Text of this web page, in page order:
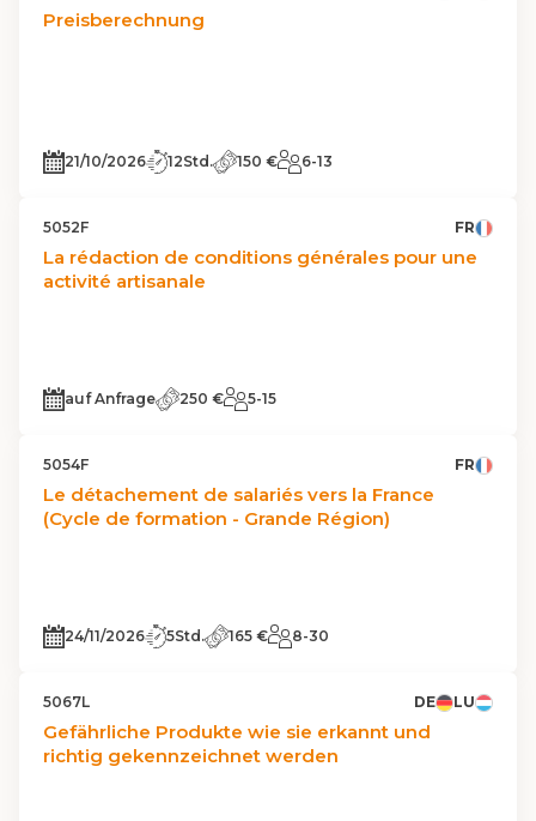
Preisberechnung
21/10/2026 12Std. 150 € 6-13
5052F FR
La rédaction de conditions générales pour une
activité artisanale
auf Anfrage 250 € 5-15
5054F FR
Le détachement de salariés vers la France
(Cycle de formation - Grande Région)
24/11/2026 5Std. 165 € 8-30
5067L DE LU
Gefährliche Produkte wie sie erkannt und
richtig gekennzeichnet werden